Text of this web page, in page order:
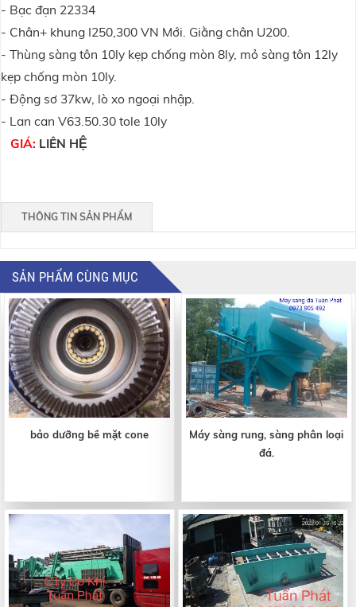
- Bạc đạn 22334
- Chân+ khung I250,300 VN Mới. Giằng chân U200.
- Thùng sàng tôn 10ly kẹp chống mòn 8ly, mỏ sàng tôn 12ly
kẹp chống mòn 10ly.
- Động sơ 37kw, lò xo ngoại nhập.
- Lan can V63.50.30 tole 10ly
GIÁ: LIÊN HỆ
THÔNG TIN SẢN PHẨM
SẢN PHẨM CÙNG MỤC
bảo dưỡng bề mặt cone
Máy sàng rung, sàng phân loại
đá.